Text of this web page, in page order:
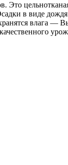
в виде
влага —